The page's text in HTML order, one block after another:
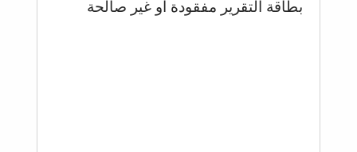
بطاقة التقرير مفقودة أو غير صالحة